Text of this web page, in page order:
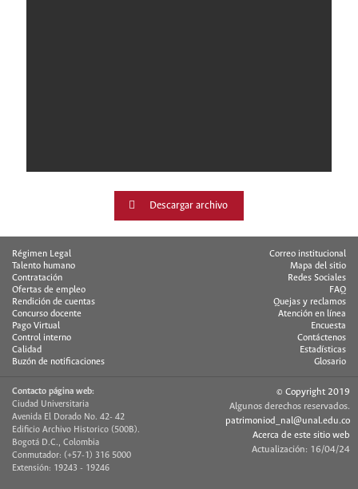
Descargar archivo
Régimen Legal
Talento humano
Contratación
Ofertas de empleo
Rendición de cuentas
Concurso docente
Pago Virtual
Control interno
Calidad
Buzón de notificaciones
Correo institucional
Mapa del sitio
Redes Sociales
FAQ
Quejas y reclamos
Atención en línea
Encuesta
Contáctenos
Estadísticas
Glosario
Contacto página web:
Ciudad Universitaria
Avenida El Dorado No. 42- 42
Edificio Archivo Historico (500B).
Bogotá D.C., Colombia
Conmutador: (+57-1) 316 5000
Extensión: 19243 - 19246
© Copyright 2019
Algunos derechos reservados.
patrimoniod_nal@unal.edu.co
Acerca de este sitio web
Actualización: 16/04/24